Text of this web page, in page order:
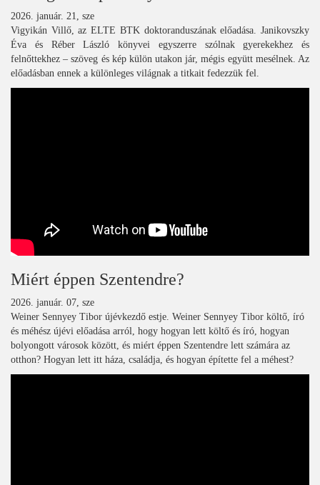
2026. január. 21, sze
Vigyikán Villő, az ELTE BTK doktoranduszának előadása. Janikovszky
Éva és Réber László könyvei egyszerre szólnak gyerekekhez és
felnőttekhez – szöveg és kép külön utakon jár, mégis együtt mesélnek. Az
előadásban ennek a különleges világnak a titkait fedezzük fel.
Miért éppen Szentendre?
2026. január. 07, sze
Weiner Sennyey Tibor újévkezdő estje. Weiner Sennyey Tibor költő, író
és méhész újévi előadása arról, hogy hogyan lett költő és író, hogyan
bolyongott városok között, és miért éppen Szentendre lett számára az
otthon? Hogyan lett itt háza, családja, és hogyan építette fel a méhest?